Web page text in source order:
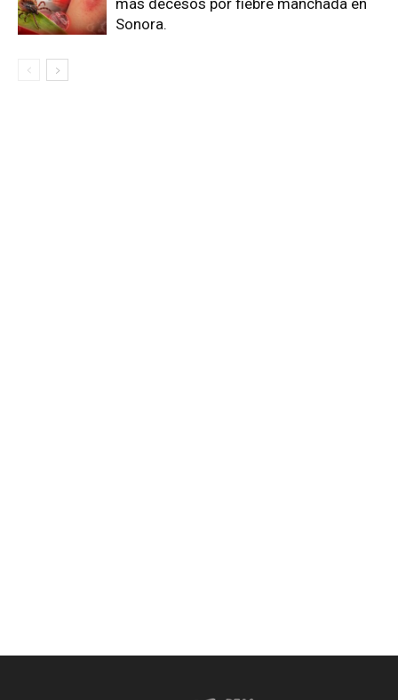
más decesos por fiebre manchada en
Sonora.